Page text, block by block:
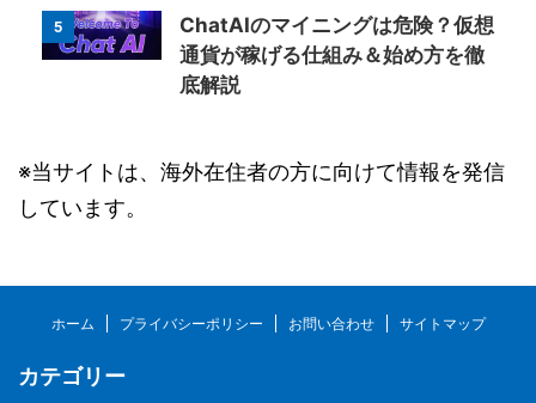
5
ChatAIのマイニングは危険？仮想
通貨が稼げる仕組み＆始め方を徹
底解説
※当サイトは、海外在住者の方に向けて情報を発信
しています。
ホーム プライバシーポリシー お問い合わせ サイトマップ
カテゴリー